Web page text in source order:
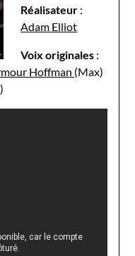
Réalisateur :
Adam Elliot
Voix originales :
Hoffman (Max)